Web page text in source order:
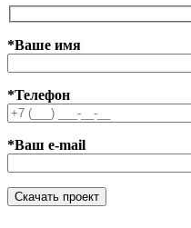
*Ваше имя
*Телефон
*Ваш e-mail